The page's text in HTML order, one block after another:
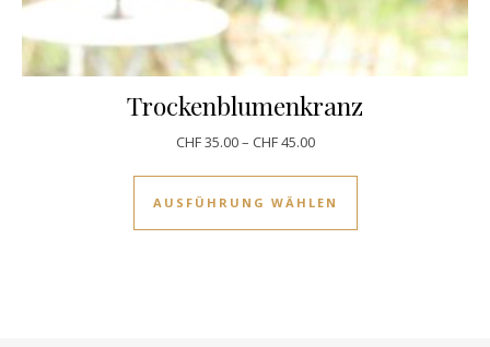
Trockenblumenkranz
CHF35.00– CHF45.00
AUSFÜHRUNG WÄHLEN
Dieses Produkt